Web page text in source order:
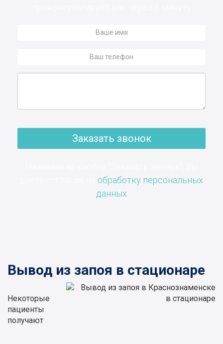
Заказать звонок
обработку персональных
данных
Вывод из запоя в стационаре
Некоторые
пациенты
получают